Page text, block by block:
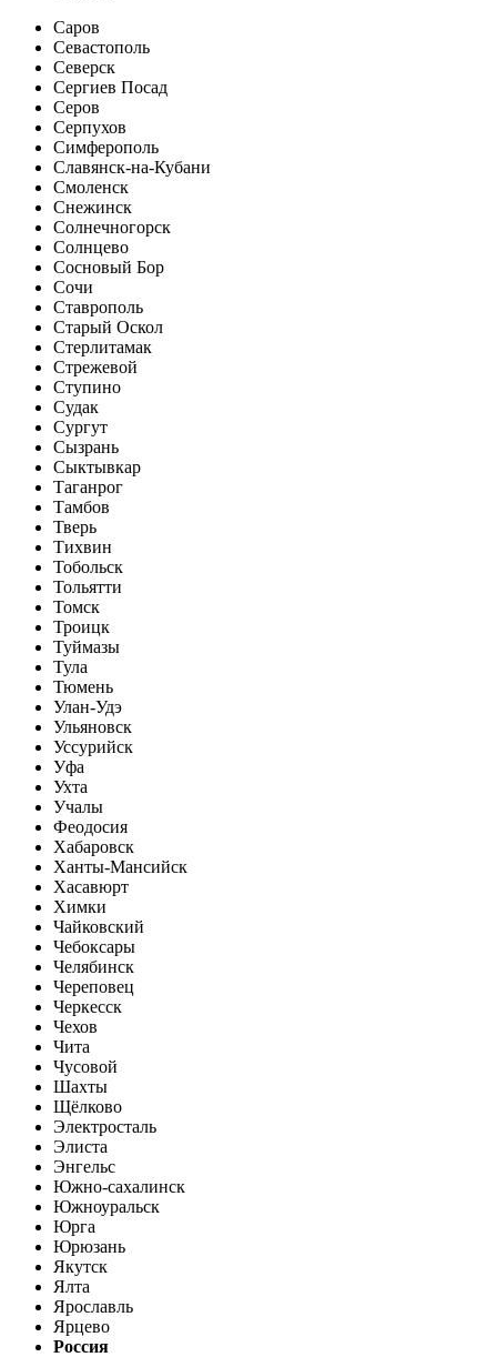
Саров
Севастополь
Северск
Сергиев Посад
Серов
Серпухов
Симферополь
Славянск-на-Кубани
Смоленск
Снежинск
Солнечногорск
Солнцево
Сосновый Бор
Сочи
Ставрополь
Старый Оскол
Стерлитамак
Стрежевой
Ступино
Судак
Сургут
Сызрань
Сыктывкар
Таганрог
Тамбов
Тверь
Тихвин
Тобольск
Тольятти
Томск
Троицк
Туймазы
Тула
Тюмень
Улан-Удэ
Ульяновск
Уссурийск
Уфа
Ухта
Учалы
Феодосия
Хабаровск
Ханты-Мансийск
Хасавюрт
Химки
Чайковский
Чебоксары
Челябинск
Череповец
Черкесск
Чехов
Чита
Чусовой
Шахты
Щёлково
Электросталь
Элиста
Энгельс
Южно-сахалинск
Южноуральск
Юрга
Юрюзань
Якутск
Ялта
Ярославль
Ярцево
Россия